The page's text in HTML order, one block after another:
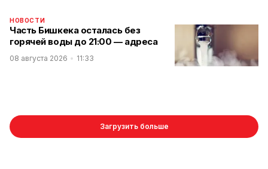
НОВОСТИ
Часть Бишкека осталась без
горячей воды до 21:00 — адреса
08 августа 2026 11:33
Загрузить больше